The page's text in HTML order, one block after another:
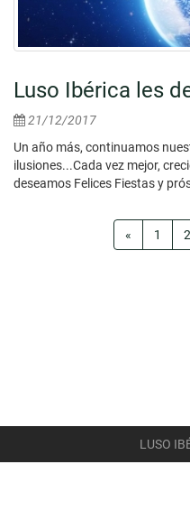
Luso Ibérica les
21/12/2017
Un año más, continuamos
ilusiones...Cada vez mejor,
deseamos Felices Fiestas y
« 1 2
LUSO